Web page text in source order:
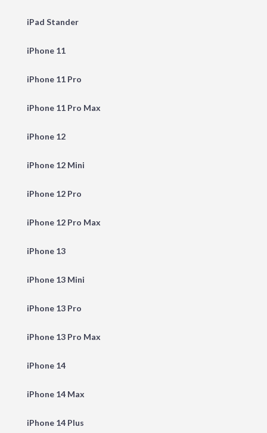
iPad Stander
iPhone 11
iPhone 11 Pro
iPhone 11 Pro Max
iPhone 12
iPhone 12 Mini
iPhone 12 Pro
iPhone 12 Pro Max
iPhone 13
iPhone 13 Mini
iPhone 13 Pro
iPhone 13 Pro Max
iPhone 14
iPhone 14 Max
iPhone 14 Plus